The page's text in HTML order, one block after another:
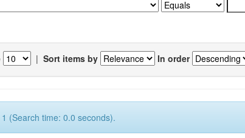
| Sort items by In order
(Search time: 0.0 seconds).